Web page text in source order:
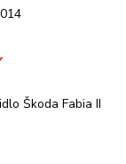
Škoda Fabia II